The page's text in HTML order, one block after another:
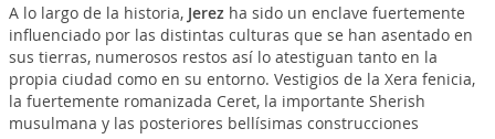
A lo largo de la historia, Jerezha sido un enclave fuertemente
influenciado por las distintas culturas que se han asentado en
sus tierras, numerosos restos así lo atestiguan tanto en la
propia ciudad como en su entorno. Vestigios de la Xera fenicia,
la fuertemente romanizada Ceret, la importante Sherish
musulmana y las posteriores bellísimas construcciones